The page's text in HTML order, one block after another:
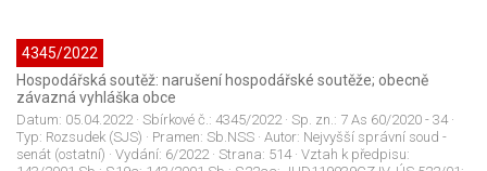
4345/2022
Hospodářská soutěž: narušení hospodářské soutěže; obecně
závazná vyhláška obce
Datum: 05.04.2022· Sbírkové č.: 4345/2022· Sp. zn.: 7 As 60/2020 - 34·
Typ: Rozsudek (SJS) · Pramen: Sb.NSS · Autor: Nejvyšší správní soud -
senát (ostatní) · Vydání: 6/2022· Strana: 514· Vztah k předpisu: